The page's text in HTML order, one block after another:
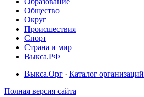
Общество
Округ
Происшествия
Спорт
Страна и мир
Выкса.РФ
Выкса.Орг · Каталог организаций
Полная версия сайта